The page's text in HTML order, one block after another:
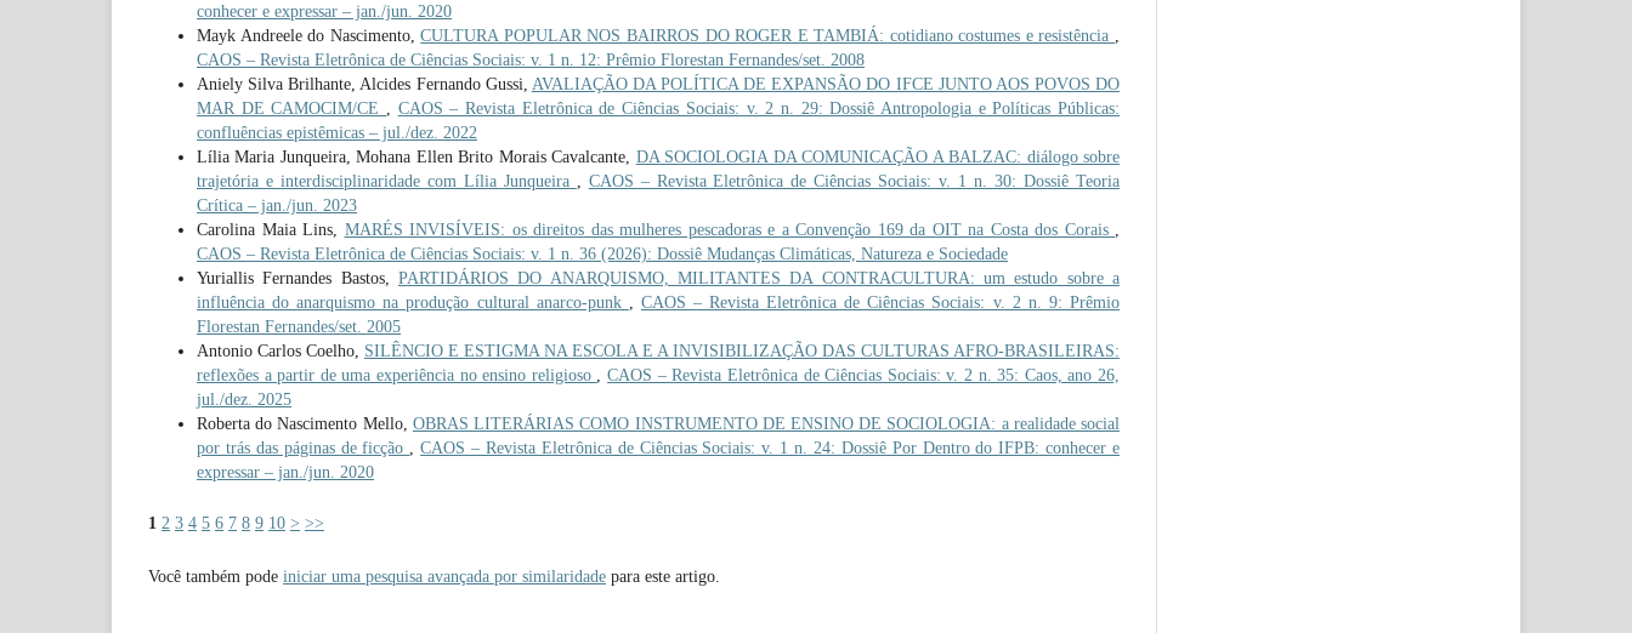
conhecer e expressar – jan./jun. 2020
Mayk Andreele do Nascimento,CULTURA POPULAR NOS BAIRROS DO ROGER E TAMBIÁ: cotidiano costumes e resistência
CAOS – Revista Eletrônica de Ciências Sociais: v. 1 n. 12: Prêmio Florestan Fernandes/set. 2008
Aniely Silva Brilhante, Alcides Fernando Gussi, AVALIAÇÃO DA POLÍTICA DE EXPANSÃO DO IFCE JUNTO AOS POVOS DO
MAR DE CAMOCIM/CE
CAOS – Revista Eletrônica de Ciências Sociais: v. 2 n. 29: Dossiê Antropologia e Políticas Públicas:
confluências epistêmicas – jul./dez. 2022
Lília Maria Junqueira, Mohana Ellen Brito Morais Cavalcante, DA SOCIOLOGIA DA COMUNICAÇÃO A BALZAC: diálogo sobre
trajetória e interdisciplinaridade com Lília Junqueira
CAOS – Revista Eletrônica de Ciências Sociais: v. 1 n. 30: Dossiê Teoria
Crítica – jan./jun. 2023
Carolina Maia Lins, MARÉS INVISÍVEIS: os direitos das mulheres pescadoras e a Convenção 169 da OIT na Costa dos Corais
CAOS – Revista Eletrônica de Ciências Sociais: v. 1 n. 36 (2026): Dossiê Mudanças Climáticas, Natureza e Sociedade
Yuriallis Fernandes Bastos, PARTIDÁRIOS DO ANARQUISMO, MILITANTES DA CONTRACULTURA: um estudo sobre a
influência do anarquismo na produção cultural anarco-punk
CAOS – Revista Eletrônica de Ciências Sociais: v. 2 n. 9: Prêmio
Florestan Fernandes/set. 2005
Antonio Carlos Coelho, SILÊNCIO E ESTIGMA NA ESCOLA E A INVISIBILIZAÇÃO DAS CULTURAS AFRO-BRASILEIRAS:
reflexões a partir de uma experiência no ensino religioso
,CAOS – Revista Eletrônica de Ciências Sociais: v. 2 n. 35: Caos, ano 26,
jul./dez. 2025
Roberta do Nascimento Mello, OBRAS LITERÁRIAS COMO INSTRUMENTO DE ENSINO DE SOCIOLOGIA: a realidade social
por trás das páginas de ficção
,CAOS – Revista Eletrônica de Ciências Sociais: v. 1 n. 24: Dossiê Por Dentro do IFPB: conhecer e
expressar – jan./jun. 2020
1 2 3 4 5 6 7 8 9 10 > >>
Você também pode iniciar uma pesquisa avançada por similaridade para este artigo.